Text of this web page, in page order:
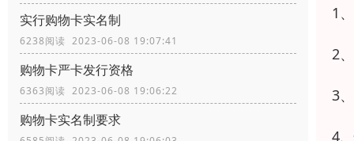
实行购物卡实名制
6238阅读 2023-06-08 19:07:41
购物卡严卡发行资格
6363阅读 2023-06-08 19:06:22
购物卡实名制要求
1
2
3
4